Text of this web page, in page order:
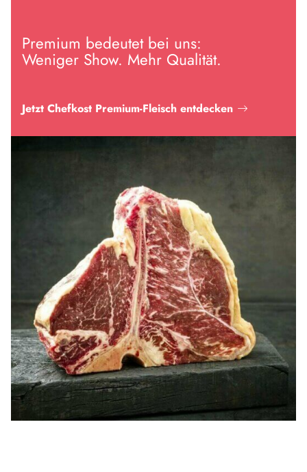
Premium bedeutet bei uns:
Weniger Show. Mehr Qualität.
Jetzt Chefkost Premium-Fleisch entdecken